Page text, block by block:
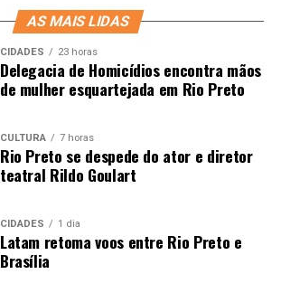
AS MAIS LIDAS
CIDADES 23 horas
Delegacia de Homicídios encontra mãos
de mulher esquartejada em Rio Preto
CULTURA 7 horas
Rio Preto se despede do ator e diretor
teatral Rildo Goulart
CIDADES 1 dia
Latam retoma voos entre Rio Preto e
Brasília